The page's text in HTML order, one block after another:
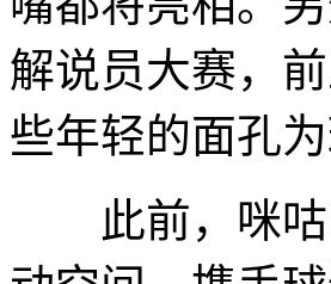
解说员大赛，
些年轻的面孔
此前，咪咕